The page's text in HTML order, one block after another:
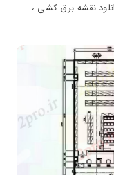
نقشه برق کشی ،